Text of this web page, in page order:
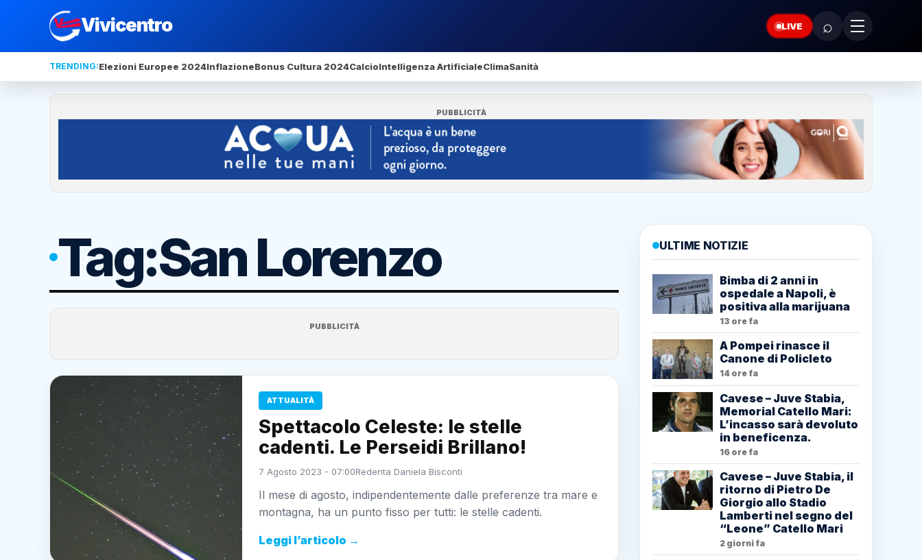
Vivicentro LIVE ⌕
TRENDING:Elezioni Europee 2024InflazioneBonus Cultura 2024CalcioIntelligenza ArtificialeClimaSanità
PUBBLICITÀ
Tag:San Lorenzo
PUBBLICITÀ
ATTUALITÀ
Spettacolo Celeste: le stelle
cadenti. Le Perseidi Brillano!
7 Agosto 2023 - 07:00Redenta Daniela Bisconti
Il mese di agosto, indipendentemente dalle preferenze tra mare e
montagna, ha un punto fisso per tutti: le stelle cadenti.
Leggi l’articolo →
ULTIME NOTIZIE
Bimba di 2 anni in
ospedale a Napoli, è
positiva alla marijuana
13 ore fa
A Pompei rinasce il
Canone di Policleto
14 ore fa
Cavese – Juve Stabia,
Memorial Catello Mari:
L’incasso sarà devoluto
in beneficenza.
16 ore fa
Cavese – Juve Stabia, il
ritorno di Pietro De
Giorgio allo Stadio
Lamberti nel segno del
“Leone” Catello Mari
2 giorni fa